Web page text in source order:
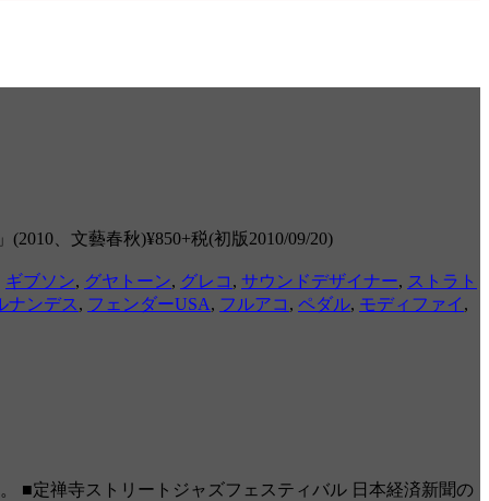
、文藝春秋)¥850+税(初版2010/09/20)
ギブソン, グヤトーン, グレコ , サウンドデザイナー, ストラト
ナンデス , フェンダーUSA, フルアコ , ペダル, モディファイ ,
■定禅寺ストリートジャズフェスティバル 日本経済新聞の